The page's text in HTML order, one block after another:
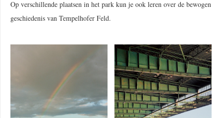
Op verschillende plaatsen in het park kun je ook leren over de bewogen
geschiedenis van Tempelhofer Feld.